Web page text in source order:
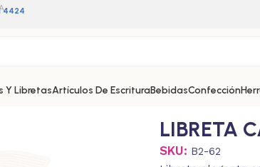
4424
Y LibretasArtículos De EscrituraBebidasConfección
LIBRETA
SKU: B2-62